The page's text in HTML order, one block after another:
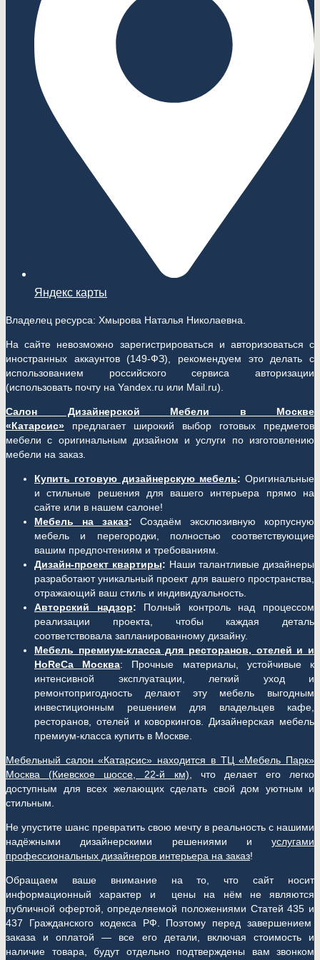
Яндекс карты
Владелец ресурса: Хмырова Наталья Николаевна.
На сайте невозможно зарегистрироваться и авторизоваться с
иностранных аккаунтов (149-ФЗ), рекомендуем это делать с
использованием российского сервиса авторизации
(использовать почту на Yandex.ru или Mail.ru).
Салон Дизайнерской Мебели в Москве
«Катарсис»
предлагает широкий выбор готовых предметов
мебели с оригинальным дизайном и услуги по изготовлению
мебели на заказ.
Купить готовую дизайнерскую мебель: Оригинальные
и стильные решения для вашего интерьера прямо на
сайте или в нашем салоне!
Мебель на заказ: Создаём эксклюзивную корпусную
мебель и перегородки, полностью соответствующие
вашим предпочтениям и требованиям.
Дизайн-проект квартиры: Наши талантливые дизайнеры
разработают уникальный проект для вашего пространства,
отражающий ваш стиль и индивидуальность.
Авторский надзор: Полный контроль над процессом
реализации проекта, чтобы каждая деталь
соответствовала запланированному дизайну.
Мебель премиум-класса для ресторанов, отелей и и
HoReCa Москва: Прочные материалы, устойчивые к
интенсивной эксплуатации, легкий уход и
ремонтопригодность делают эту мебель выгодным
инвестиционным решением для владельцев кафе,
ресторанов, отелей и коворкингов. Дизайнерская мебель
премиум-класса купить в Москве.
Мебельный салон «Катарсис» находится в ТЦ «Мебель Парк»
Москва (Киевское шоссе, 22-й км) , что делает его легко
доступным для всех желающих сделать свой дом уютным и
стильным.
Не упустите шанс превратить свою мечту в реальность с нашими
надёжными дизайнерскими решениями и услугами
профессиональных дизайнеров интерьера на заказ!
Обращаем ваше внимание на то, что сайт носит
информационный характер и цены на нём не являются
публичной офертой, определяемой положениями Статей 435 и
437 Гражданского кодекса РФ. Поэтому перед завершением
заказа и оплатой — все его детали, включая стоимость и
наличие товара, будут отдельно подтверждены вам звонком